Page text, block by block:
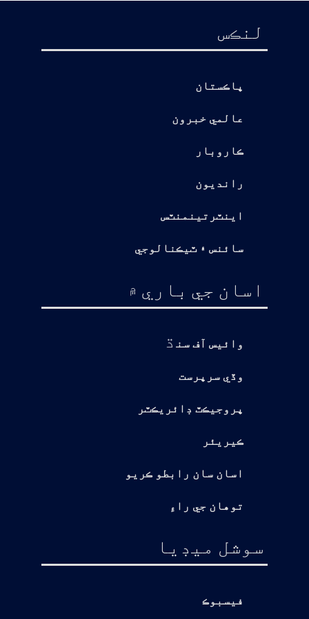
لنڪس
پاڪستان
عالمي خبرون
ڪاروبار
رانديون
اينٽرتينمنٽس
سائنس ۽ ٽيڪنالوجي
اسان جي باري ۾
وائيس آف سن ڌ
وڏي سرپرست
پروجيڪٽ ڊائريڪٽر
ڪيريئر
اسان سان رابطو ڪريو
توهان جي راءِ
سوشل ميڊيا
فيسبوڪ